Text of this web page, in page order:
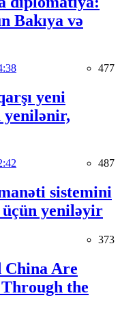
Bakıya və
477
yeni
yenilənir,
487
sistemini
yeniləyir
373
China Are
the